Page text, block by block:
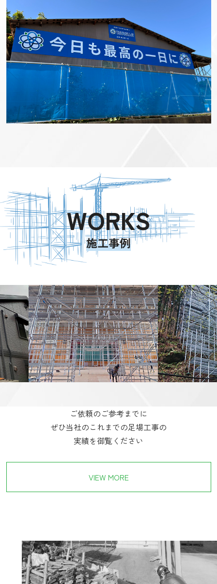
WORKS
施工事例
ご依頼のご参考までに
ぜひ当社のこれまでの足場工事の
実績を御覧ください
VIEW MORE